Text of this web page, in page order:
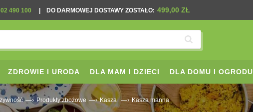
490 100 DO DARMOWEJ DOSTAWY ZOSTAŁO: 499,00 ZŁ
ZDROWIE I URODA DLA MAM I DZIECI DLA DOMU I OGRODU
—› Produkty zbożowe —› Kasza —› Kasza manna